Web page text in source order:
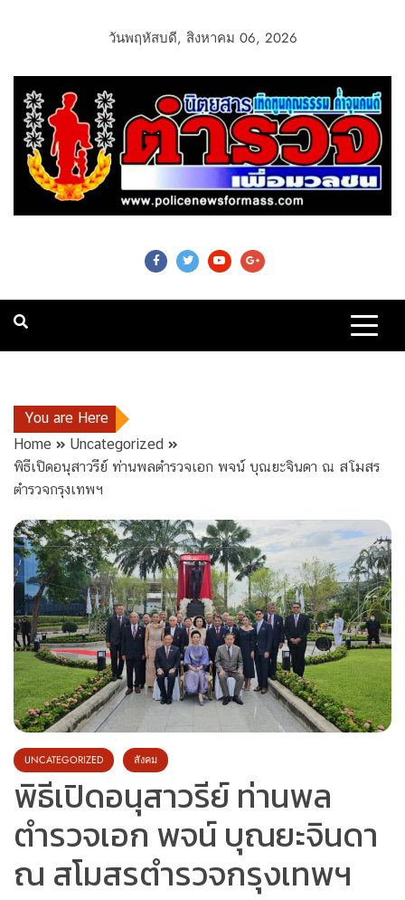
วันพฤหัสบดี, สิงหาคม 06, 2026
Police News For
Mass
You are Here
Home
Uncategorized
พิธีเปิดอนุสาวรีย์ ท่านพลตำรวจเอก พจน์ บุณยะจินดา ณ สโมสร
ตำรวจกรุงเทพฯ
UNCATEGORIZED สังคม
พิธีเปิดอนุสาวรีย์ ท่านพล
ตำรวจเอก พจน์ บุณยะจินดา
ณ สโมสรตำรวจกรุงเทพฯ